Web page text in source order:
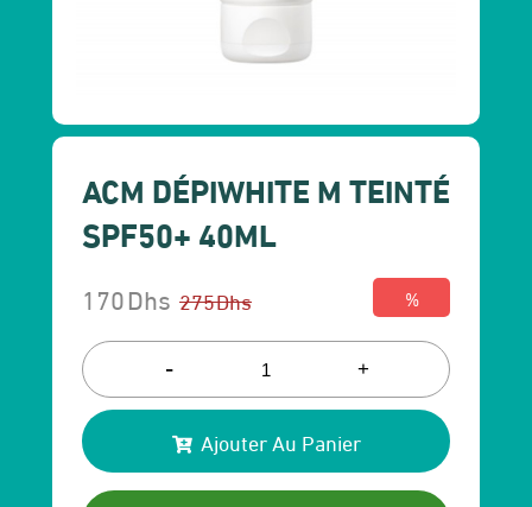
ACM DÉPIWHITE M TEINTÉ
SPF50+ 40ML
275Dhs
Le
prix
initial
était :
275 Dhs.
170Dhs
Le
prix
actuel
est :
170 Dhs.
%
- +
Ajouter Au Panier